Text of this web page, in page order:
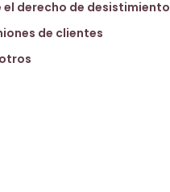
derecho de desistimiento
de clientes